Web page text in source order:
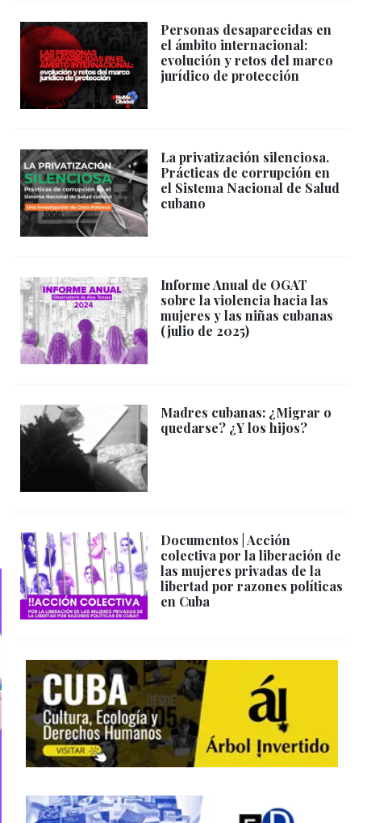
Personas desaparecidas en
el ámbito internacional:
evolución y retos del marco
jurídico de protección
La privatización silenciosa.
Prácticas de corrupción en
el Sistema Nacional de Salud
cubano
Informe Anual de OGAT
sobre la violencia hacia las
mujeres y las niñas cubanas
(julio de 2025)
Madres cubanas: ¿Migrar o
quedarse? ¿Y los hijos?
Documentos | Acción
colectiva por la liberación de
las mujeres privadas de la
libertad por razones políticas
en Cuba